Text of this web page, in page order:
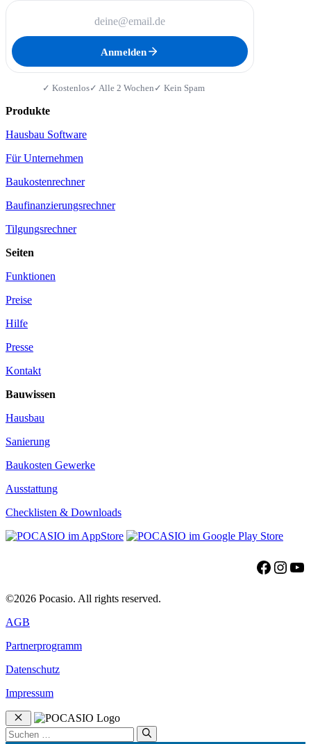
Anmelden
✓ Kostenlos✓ Alle 2 Wochen ✓ Kein Spam
Produkte
Hausbau Software
Für Unternehmen
Baukostenrechner
Baufinanzierungsrechner
Tilgungsrechner
Seiten
Funktionen
Preise
Hilfe
Presse
Kontakt
Bauwissen
Hausbau
Sanierung
Baukosten Gewerke
Ausstattung
Checklisten & Downloads
©2026 Pocasio. All rights reserved.
AGB
Partnerprogramm
Datenschutz
Impressum
Schließen
Suchen